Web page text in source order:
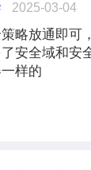
2025-03-04
策略放通即
安全域和安
样的